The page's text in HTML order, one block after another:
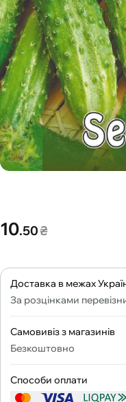
10.50₴
Доставка в межах
За розцінками
Самовивіз з магазинів
Безкоштовно
Способи оплати